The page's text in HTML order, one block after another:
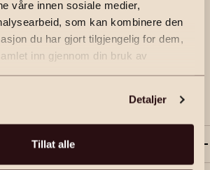
våre innen sosiale medier,
som kan kombinere den
du har gjort tilgjengelig for dem,
inn gjennom din bruk av
Detaljer
Tillat alle
TOMTEAREAL
2340.8 m2(eiet)